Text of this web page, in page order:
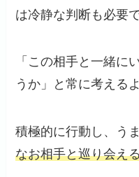
は冷静な判断も必要で
「この相手と一緒に
うか」と常に考える
積極的に行動し、う
なお相手と巡り会え